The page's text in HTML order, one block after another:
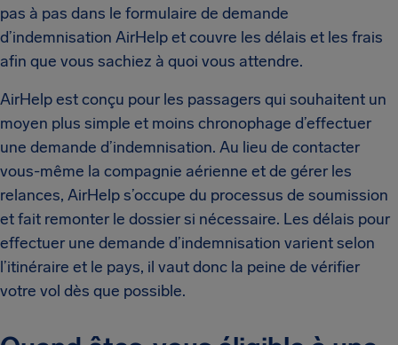
pas à pas dans le formulaire de demande
d’indemnisation AirHelp et couvre les délais et les frais
afin que vous sachiez à quoi vous attendre.
AirHelp est conçu pour les passagers qui souhaitent un
moyen plus simple et moins chronophage d’effectuer
une demande d’indemnisation. Au lieu de contacter
vous-même la compagnie aérienne et de gérer les
relances, AirHelp s’occupe du processus de soumission
et fait remonter le dossier si nécessaire. Les délais pour
effectuer une demande d’indemnisation varient selon
l’itinéraire et le pays, il vaut donc la peine de vérifier
votre vol dès que possible.